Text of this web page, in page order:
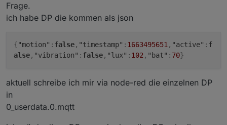
Frage.
ich habe DP die kommen als json
{"motion" : false, "timestamp" : 1663495651, "active" : f
alse, "vibration" : false, "lux" : 102, "bat" : 70}
aktuell schreibe ich mir via node-red die einzelnen DP
in
0_userdata.0.mqtt